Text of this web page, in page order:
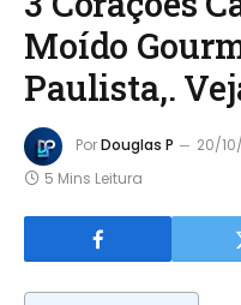
Moído
Paulista,.
PorDouglas P 20/
5 Mins Leitura